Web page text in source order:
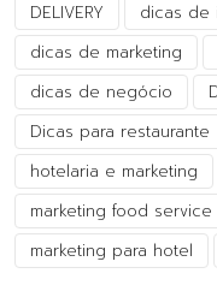
DELIVERY dicas de
dicas de marketing
dicas de negócio
Dicas para restaurante
hotelaria e marketing
marketing food service
marketing para hotel